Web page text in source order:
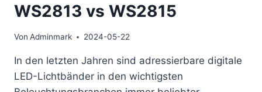
WS2813 vs WS2815
Von Adminmark 2024-05-22
In den letzten Jahren sind adressierbare digitale
LED-Lichtbänder in den wichtigsten